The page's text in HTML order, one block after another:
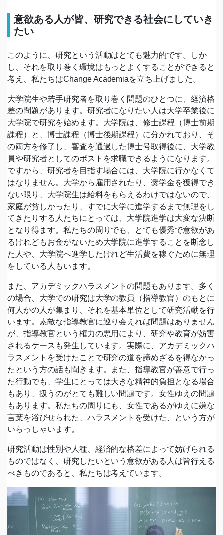
意欲ある人が皆、研究できる社会にしていき
たい
このように、研究という活動はとても魅力的です。しか
し、それを取り巻く環境はもっとよくすることができると
考え、私たちはChange Academiaを立ち上げました。
大学院生や若手研究者を取り巻く問題のひとつに、経済格
差の問題があります。研究者になりたい人は大学卒業後に
大学院で研究を始めます。大学院は、修士課程（博士前期
課程）と、博士課程（博士後期課程）に分かれており、そ
の両方を修了し、審査を通過した博士号取得後に、大学教
員や研究者としてのポストを求職できるようになります。
ですから、研究者を目指す場合には、大学院に行かなくて
はなりません。大学から雇用されたり、奨学金を獲得でき
ない限り、大学院生は給料をもらえるわけではないので、
家庭が貧しかったり、すでに大学に進学するまで無理をし
てきたりする人たちにとっては、大学院進学は大変な決断
となり得ます。私たちの周りでも、とても優秀で意欲があ
るけれどもお金がないため大学院に進学することを断念し
た人や、大学院へ進学したけれど生活費を稼ぐために無理
をしている人もいます。
また、アカデミックハラスメントの問題もあります。多く
の場合、大学での研究は大学の教員（指導教官）のもとに
何人かの人が集まり、それを基本単位として研究活動を行
います。素敵な指導教官に巡り会えれば問題はありません
が、指導教官という権力の悪用により、研究や教育が妨害
されるケースも発生しています。実際に、アカデミックハ
ラスメントを受けたことで研究の道を諦めざるを得なかっ
たという方の話も聞きます。また、指導教官が善意で行っ
た行動でも、学生にとっては大きな精神的負担となる場合
もあり、扱うのがとても難しい問題です。女性ゆえの問題
もあります。私たちの周りにも、女性であるがゆえに嫌な
言葉を浴びせられた、ハラスメントを受けた、という方が
いらっしゃいます。
研究活動は性別や人種、経済的な格差によって妨げられる
ものではなく、研究したいという意欲がある人は皆行える
べきものであると、私たちは考えています。